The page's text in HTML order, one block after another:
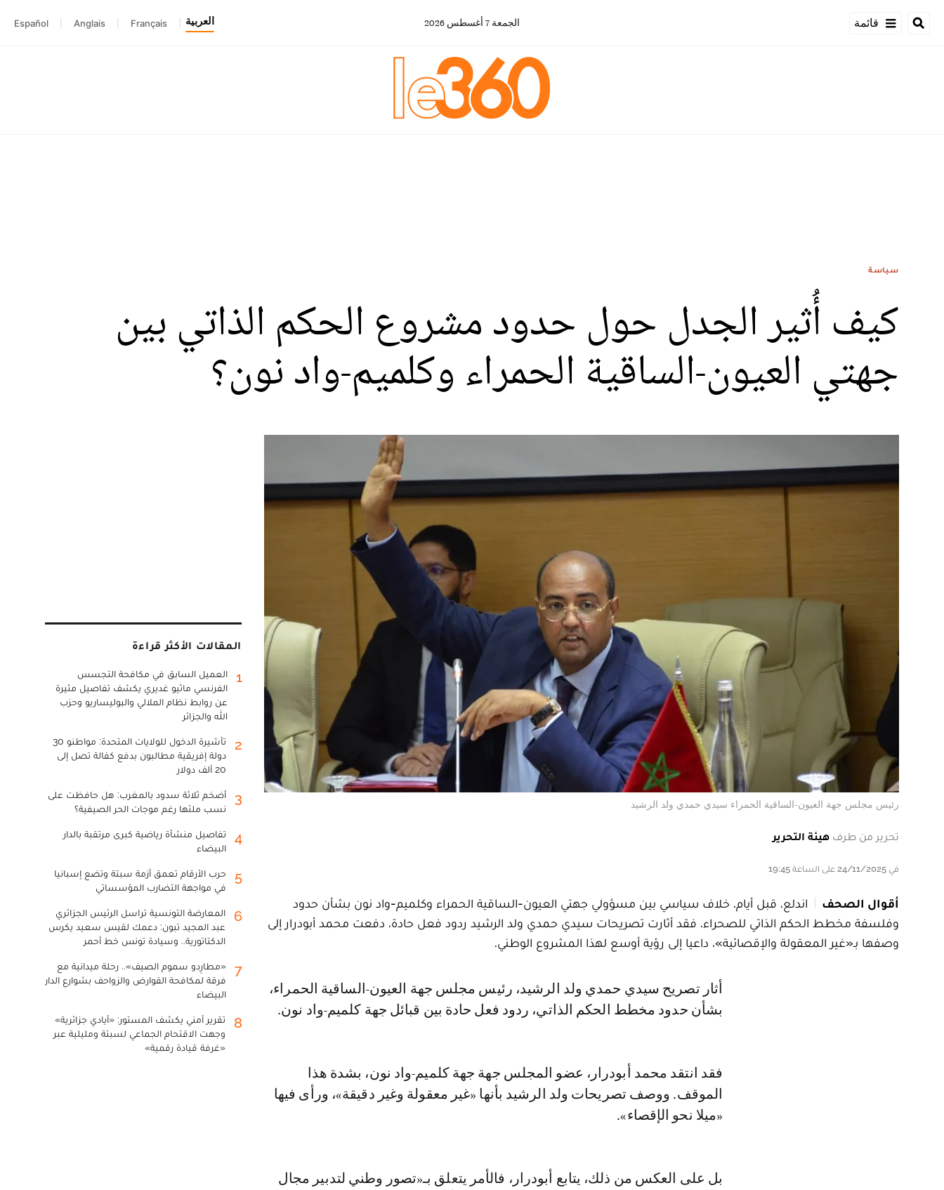
قائمة الجمعة 7 أغسطس 2026 العربية Français
Anglais
Español
سياسة
كيف أُثير الجدل حول حدود مشروع الحكم الذاتي بين
جهتي العيون-الساقية الحمراء وكلميم-واد نون؟
رئيس مجلس جهة العيون-الساقية الحمراء سيدي حمدي ولد الرشيد
تحرير من طرف هيئة التحرير
في 24/11/2025 على الساعة 19:45
أقوال الصحف
اندلع، قبل أيام، خلاف سياسي بين مسؤولي جهتي العيون-الساقية الحمراء وكلميم-واد نون بشأن حدود
وفلسفة مخطط الحكم الذاتي للصحراء. فقد أثارت تصريحات سيدي حمدي ولد الرشيد ردود فعل حادة، دفعت محمد أبودرار إلى
وصفها بـ«غير المعقولة والإقصائية»، داعيا إلى رؤية أوسع لهذا المشروع الوطني.
أثار تصريح سيدي حمدي ولد الرشيد، رئيس مجلس جهة العيون-الساقية الحمراء،
بشأن حدود مخطط الحكم الذاتي، ردود فعل حادة بين قبائل جهة كلميم-واد نون.
فقد انتقد محمد أبودرار، عضو المجلس جهة جهة كلميم-واد نون، بشدة هذا
الموقف. ووصف تصريحات ولد الرشيد بأنها «غير معقولة وغير دقيقة»، ورأى فيها
«ميلا نحو الإقصاء».
بل على العكس من ذلك، يتابع أبودرار، فالأمر يتعلق بـ«تصور وطني لتدبير مجال
المقالات الأكثر قراءة
1
العميل السابق في مكافحة التجسس
الفرنسي ماثيو غديري يكشف تفاصيل مثيرة
عن روابط نظام الملالي والبوليساريو وحزب
الله والجزائر
2
تأشيرة الدخول للولايات المتحدة: مواطنو 30
دولة إفريقية مطالبون بدفع كفالة تصل إلى
20 ألف دولار
3
أضخم ثلاثة سدود بالمغرب: هل حافظت على
نسب ملئها رغم موجات الحر الصيفية؟
4
تفاصيل منشأة رياضية كبرى مرتقبة بالدار
البيضاء
5
حرب الأرقام تعمق أزمة سبتة وتضع إسبانيا
في مواجهة التضارب المؤسساتي
6
المعارضة التونسية تراسل الرئيس الجزائري
عبد المجيد تبون: دعمك لقيس سعيد يكرس
الدكتاتورية.. وسيادة تونس خط أحمر
7
«مطارِدو سموم الصيف».. رحلة ميدانية مع
فرقة لمكافحة القوارض والزواحف بشوارع الدار
البيضاء
8
تقرير أمني يكشف المستور: «أيادي جزائرية»
وجهت الاقتحام الجماعي لسبتة ومليلية عبر
«غرفة قيادة رقمية»